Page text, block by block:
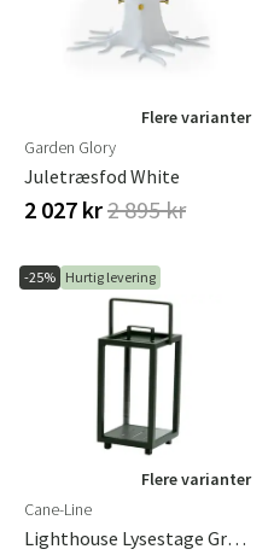
Flere varianter
Garden Glory
Juletræsfod White
2 027 kr2 895 kr
-25% Hurtig levering
Flere varianter
Cane-Line
Lighthouse Lysestage Grøn Lille